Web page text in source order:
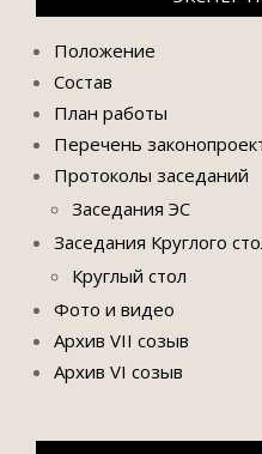
Положение
Состав
План работы
Перечень
Протоколы заседаний
Заседания ЭС
Заседания Круглого
Круглый стол
Фото и видео
Архив VII созыв
Архив VI созыв